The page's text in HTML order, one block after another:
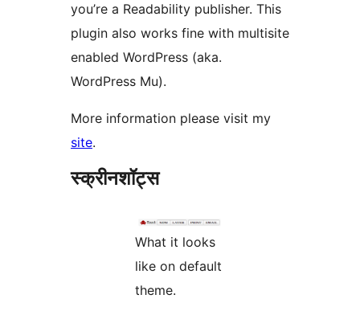
you’re a Readability publisher. This
plugin also works fine with multisite
enabled WordPress (aka.
WordPress Mu).
More information please visit my
site.
स्क्रीनशॉट्स
What it looks
like on default
theme.